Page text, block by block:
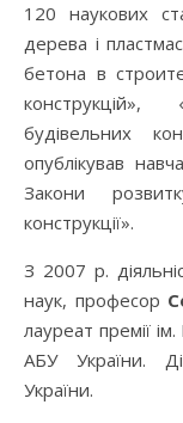
120 наукових
дерева і
бетона в
будівельних
опублікував
Закони
конструкції».
З 2007 р.
наук, професор
лауреат премії
АБУ України.
України.